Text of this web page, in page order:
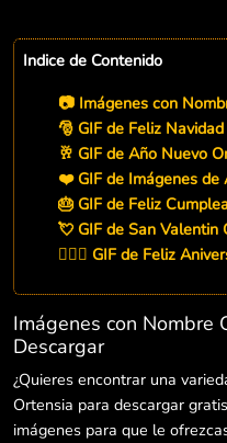
Indice de Contenido
📷 Imágenes con
🎅 GIF de Feliz
🥂 GIF de Año Nuevo
❤️ GIF de Imágenes de
🎂 GIF de Feliz
💘 GIF de San Valentin
👨‍❤️‍👨 GIF de Feliz
Imágenes con Nombre
Descargar
¿Quieres encontrar una
Ortensia para descargar
imágenes para que le